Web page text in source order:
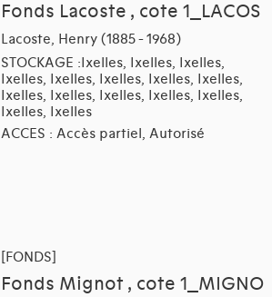
Fonds Lacoste , cote 1_LACOS
Lacoste, Henry (1885 - 1968)
STOCKAGE :Ixelles, Ixelles, Ixelles,
Ixelles, Ixelles, Ixelles, Ixelles, Ixelles,
Ixelles, Ixelles, Ixelles, Ixelles, Ixelles,
Ixelles, Ixelles
ACCES : Accès partiel, Autorisé
[FONDS]
Fonds Mignot , cote 1_MIGNO